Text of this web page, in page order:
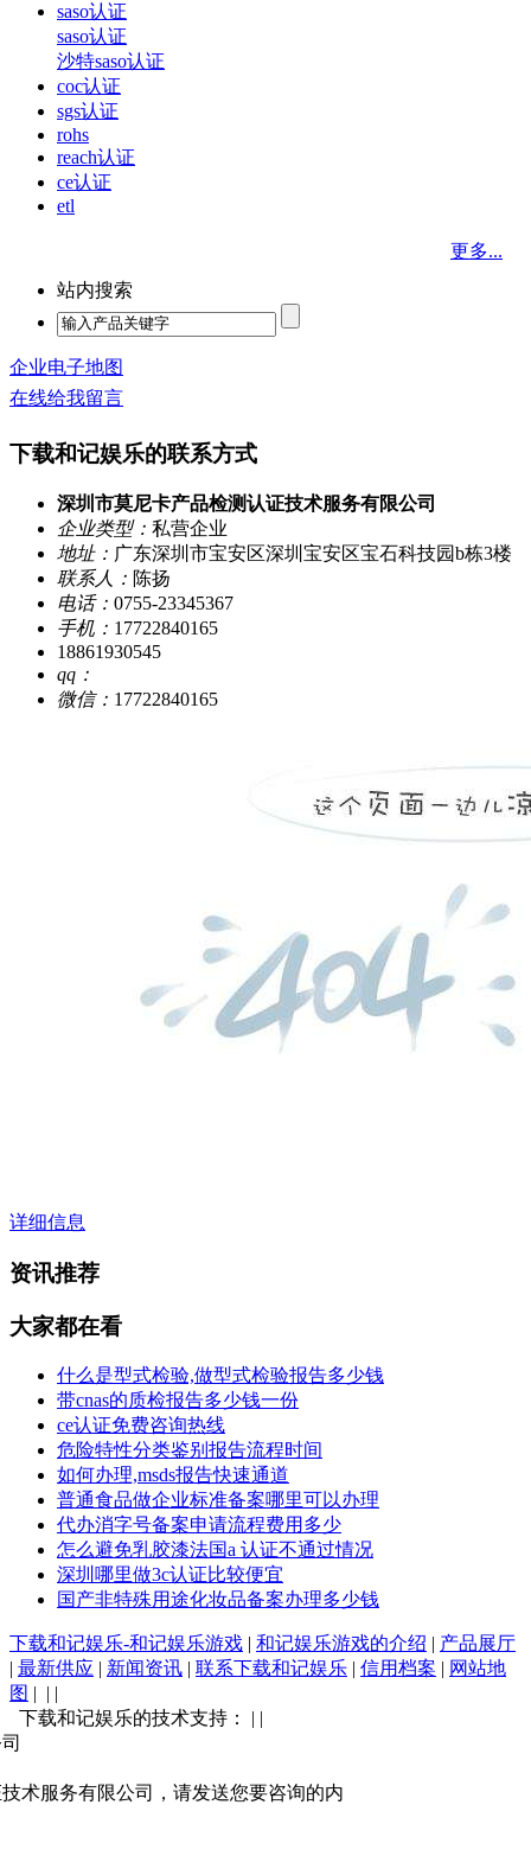
saso认证
saso认证
沙特saso认证
coc认证
sgs认证
rohs
reach认证
ce认证
etl
更多...
站内搜索
企业电子地图
在线给我留言
下载和记娱乐的联系方式
深圳市莫尼卡产品检测认证技术服务有限公司
企业类型： 私营企业
地址： 广东深圳市宝安区深圳宝安区宝石科技园b栋3楼
联系人： 陈扬
电话： 0755-23345367
手机： 17722840165
18861930545
qq：
微信： 17722840165
详细信息
资讯推荐
大家都在看
什么是型式检验,做型式检验报告多少钱
带cnas的质检报告多少钱一份
ce认证免费咨询热线
危险特性分类鉴别报告流程时间
如何办理,msds报告快速通道
普通食品做企业标准备案哪里可以办理
代办消字号备案申请流程费用多少
怎么避免乳胶漆法国a 认证不通过情况
深圳哪里做3c认证比较便宜
国产非特殊用途化妆品备案办理多少钱
下载和记娱乐-和记娱乐游戏 | 和记娱乐游戏的介绍 | 产品展厅
| 最新供应 | 新闻资讯 | 联系下载和记娱乐 | 信用档案 | 网站地
图 | | |
下载和记娱乐的技术支持： | |
术服务有限公司，请发送您要咨询的内